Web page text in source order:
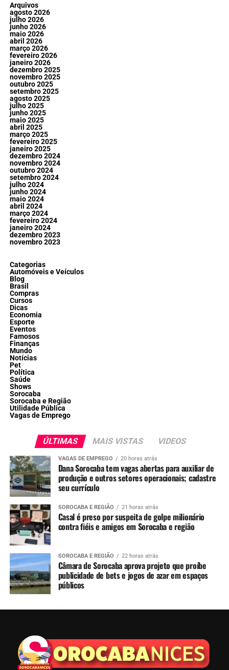
Arquivos
agosto 2026
julho 2026
junho 2026
maio 2026
abril 2026
março 2026
fevereiro 2026
janeiro 2026
dezembro 2025
novembro 2025
outubro 2025
setembro 2025
agosto 2025
julho 2025
junho 2025
maio 2025
abril 2025
março 2025
fevereiro 2025
janeiro 2025
dezembro 2024
novembro 2024
outubro 2024
setembro 2024
julho 2024
junho 2024
maio 2024
abril 2024
março 2024
fevereiro 2024
janeiro 2024
dezembro 2023
novembro 2023
Categorias
Automóveis e Veículos
Blog
Brasil
Compras
Cursos
Dicas
Economia
Esporte
Eventos
Famosos
Finanças
Mundo
Notícias
Pet
Política
Saúde
Shows
Sorocaba
Sorocaba e Região
Utilidade Pública
Vagas de Emprego
ÚLTIMAS MAIS VISTAS VIDEOS
VAGAS DE EMPREGO 20 horas atrás
Dana Sorocaba tem vagas abertas para auxiliar de
produção e outros setores operacionais; cadastre
seu currículo
SOROCABA E REGIÃO 21 horas atrás
Casal é preso por suspeita de golpe milionário
contra fiéis e amigos em Sorocaba e região
SOROCABA E REGIÃO 22 horas atrás
Câmara de Sorocaba aprova projeto que proíbe
publicidade de bets e jogos de azar em espaços
públicos